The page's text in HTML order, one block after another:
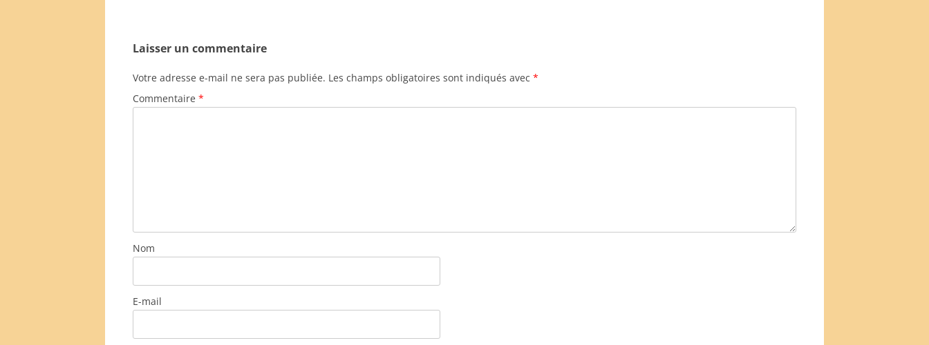
Laisser un commentaire
Votre adresse e-mail ne sera pas publiée. Les champs obligatoires sont indiqués avec *
Commentaire *
Nom
E-mail